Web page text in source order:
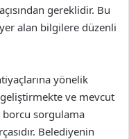
gereklidir. Bu
alan bilgilere düzenli
yönelik
ve mevcut
sorgulama
Belediyenin